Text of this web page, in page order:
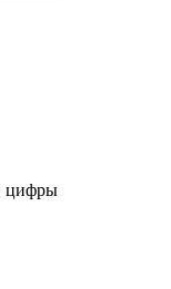
цифры